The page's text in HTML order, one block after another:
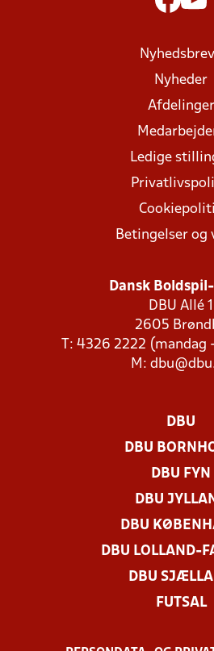
Nyheder
Afdelinger
Ledige
Betingelser og
Dansk
DBU Allé 1
2605
T: 4326 2222
M:
DBU
DBU
DBU FYN
DBU
DBU
DBU LOLLAND-
DBU
FUTSAL